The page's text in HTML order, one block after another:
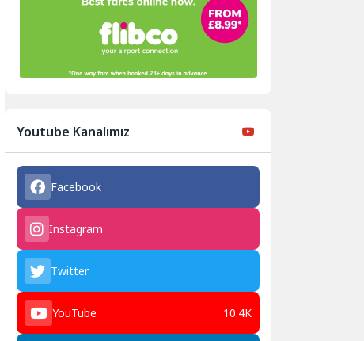
Youtube Kanalımız
Facebook
Instagram
Twitter
YouTube 10.4K